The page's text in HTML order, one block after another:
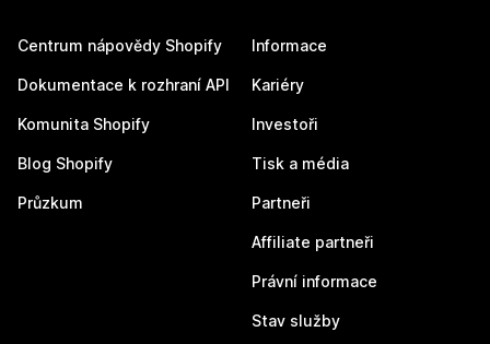
Centrum nápovědy Shopify
Dokumentace k rozhraní API
Komunita Shopify
Blog Shopify
Průzkum
Informace
Kariéry
Investoři
Tisk a média
Partneři
Affiliate partneři
Právní informace
Stav služby